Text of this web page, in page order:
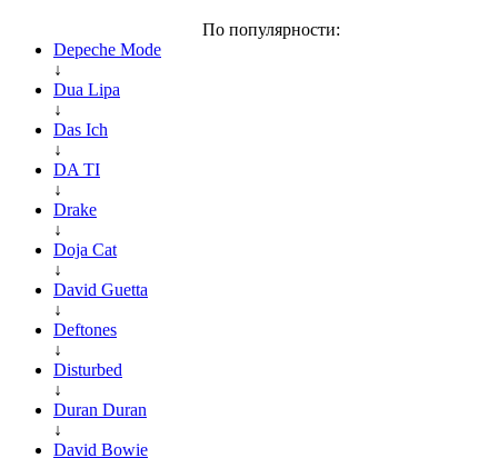
По популярности:
Depeche Mode
↓
Dua Lipa
↓
Das Ich
↓
DA TI
↓
Drake
↓
Doja Cat
↓
David Guetta
↓
Deftones
↓
Disturbed
↓
Duran Duran
↓
David Bowie